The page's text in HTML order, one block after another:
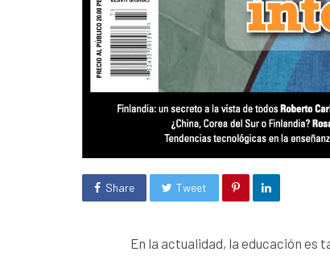
Share Tweet
En la actualidad, la educación es